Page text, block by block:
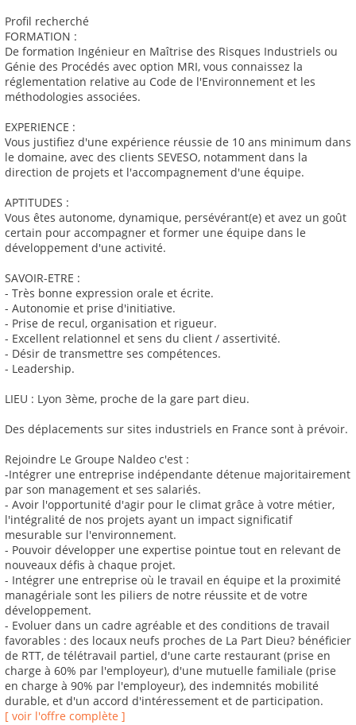
Profil recherché
FORMATION :
De formation Ingénieur en Maîtrise des Risques Industriels ou
Génie des Procédés avec option MRI, vous connaissez la
réglementation relative au Code de l'Environnement et les
méthodologies associées.
EXPERIENCE :
Vous justifiez d'une expérience réussie de 10 ans minimum dans
le domaine, avec des clients SEVESO, notamment dans la
direction de projets et l'accompagnement d'une équipe.
APTITUDES :
Vous êtes autonome, dynamique, persévérant(e) et avez un goût
certain pour accompagner et former une équipe dans le
développement d'une activité.
SAVOIR-ETRE :
- Très bonne expression orale et écrite.
- Autonomie et prise d'initiative.
- Prise de recul, organisation et rigueur.
- Excellent relationnel et sens du client / assertivité.
- Désir de transmettre ses compétences.
- Leadership.
LIEU : Lyon 3ème, proche de la gare part dieu.
Des déplacements sur sites industriels en France sont à prévoir.
Rejoindre Le Groupe Naldeo c'est :
-Intégrer une entreprise indépendante détenue majoritairement
par son management et ses salariés.
- Avoir l'opportunité d'agir pour le climat grâce à votre métier,
l'intégralité de nos projets ayant un impact significatif
mesurable sur l'environnement.
- Pouvoir développer une expertise pointue tout en relevant de
nouveaux défis à chaque projet.
- Intégrer une entreprise où le travail en équipe et la proximité
managériale sont les piliers de notre réussite et de votre
développement.
- Evoluer dans un cadre agréable et des conditions de travail
favorables : des locaux neufs proches de La Part Dieu? bénéficier
de RTT, de télétravail partiel, d'une carte restaurant (prise en
charge à 60% par l'employeur), d'une mutuelle familiale (prise
en charge à 90% par l'employeur), des indemnités mobilité
durable, et d'un accord d'intéressement et de participation.
[ voir l'offre complète ]